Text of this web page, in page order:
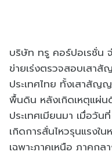
บริษัท ทรู คอร์ปอเรชั่น
ข่ายเร่งตรวจสอบเสา
ประเทศไทย ทั้งเสาสั
พื้นดิน หลังเกิดเหตุแผ่น
ประเทศเมียนมา เมื่อวั
เกิดการสั่นไหวรุนแรงใ
เฉพาะภาคเหนือ ภาคก